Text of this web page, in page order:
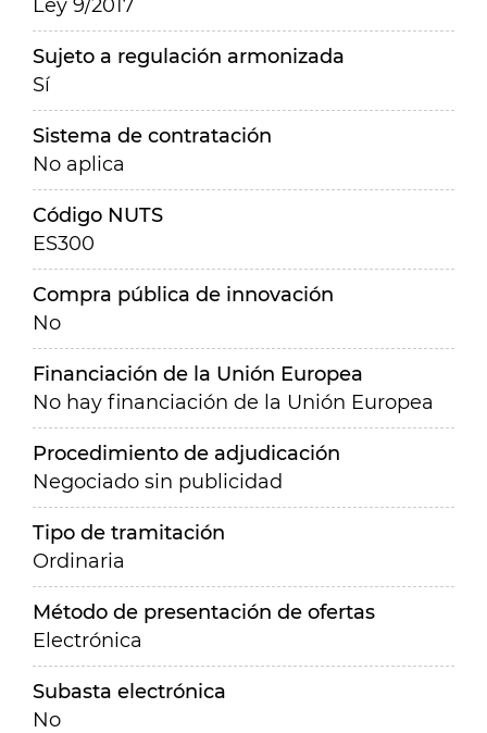
Ley 9/2017
Sujeto a regulación armonizada
Sí
Sistema de contratación
No aplica
Código NUTS
ES300
Compra pública de innovación
No
Financiación de la Unión Europea
No hay financiación de la Unión Europea
Procedimiento de adjudicación
Negociado sin publicidad
Tipo de tramitación
Ordinaria
Método de presentación de ofertas
Electrónica
Subasta electrónica
No